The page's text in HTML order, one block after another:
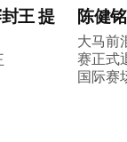
王 提
陈健
大马前
赛正式
国际赛